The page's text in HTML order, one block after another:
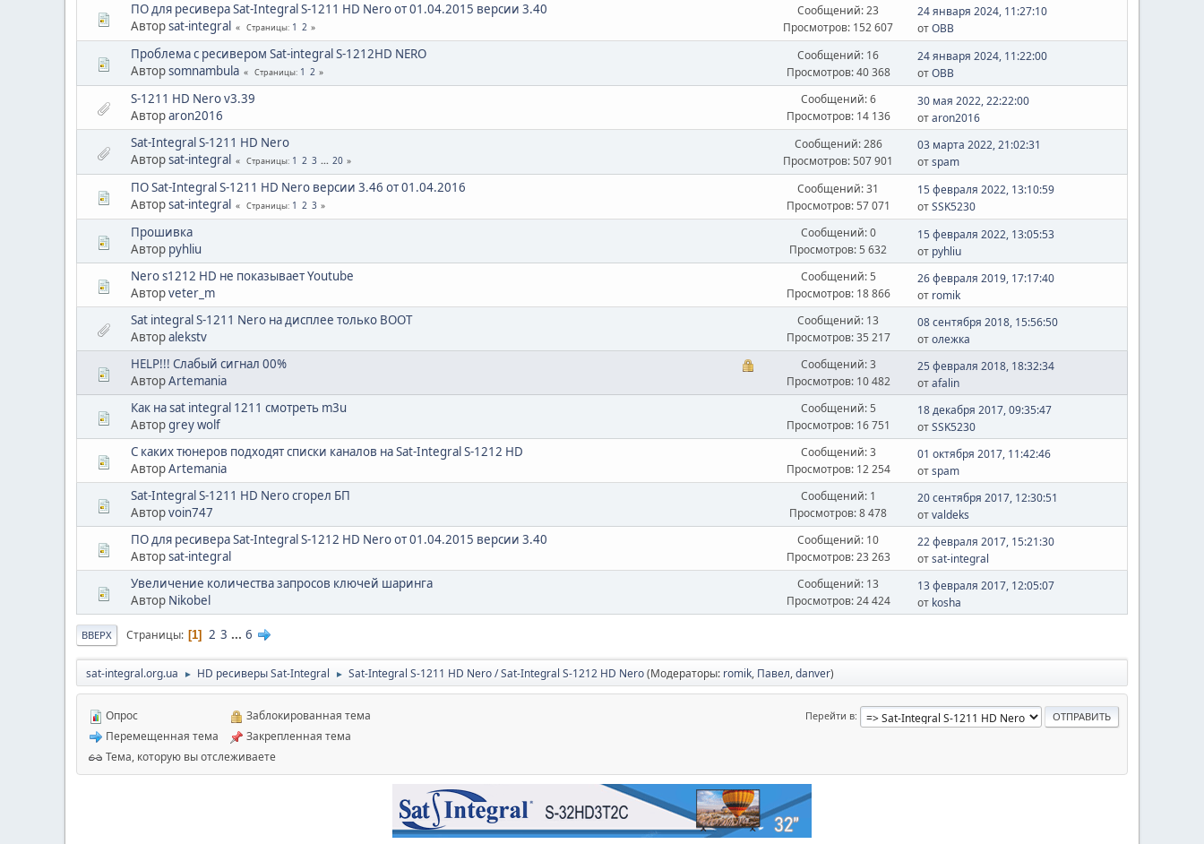
ПО для ресивера Sat-Integral S-1211 HD Nero от 01.04.2015 версии 3.40
Авторsat-integral Страницы 1 2
Сообщений: 23
Просмотров: 152 607
24 января 2024, 11:27:10
отOВВ
Проблема с ресивером Sat-integral S-1212HD NERO
Авторsomnambula Страницы 1 2
Сообщений: 16
Просмотров: 40 368
24 января 2024, 11:22:00
отOВВ
S-1211 HD Nero v3.39
Авторaron2016
Сообщений: 6
Просмотров: 14 136
30 мая 2022, 22:22:00
отaron2016
Sat-Integral S-1211 HD Nero
Авторsat-integral Страницы 1 2 3 ... 20
Сообщений: 286
Просмотров: 507 901
03 марта 2022, 21:02:31
отspam
ПО Sat-Integral S-1211 HD Nero версии 3.46 от 01.04.2016
Авторsat-integral Страницы 1 2 3
Сообщений: 31
Просмотров: 57 071
15 февраля 2022, 13:10:59
отSSK5230
Прошивка
Автор pyhliu
Сообщений: 0
Просмотров: 5 632
15 февраля 2022, 13:05:53
от pyhliu
Nero s1212 HD не показывает Youtube
Авторveter_m
Сообщений: 5
Просмотров: 18 866
26 февраля 2019, 17:17:40
от romik
Sat integral S-1211 Nero на дисплее только BOOT
Авторalekstv
Сообщений: 13
Просмотров: 35 217
08 сентября 2018, 15:56:50
отолежка
HELP!!! Слабый сигнал 00%
АвторArtemania
Сообщений: 3
Просмотров: 10 482
25 февраля 2018, 18:32:34
отafalin
Как на sat integral 1211 смотреть m3u
Авторgrey wolf
Сообщений: 5
Просмотров: 16 751
18 декабря 2017, 09:35:47
отSSK5230
С каких тюнеров подходят списки каналов на Sat-Integral S-1212 HD
АвторArtemania
Сообщений: 3
Просмотров: 12 254
01 октября 2017, 11:42:46
отspam
Sat-Integral S-1211 HD Nero сгорел БП
Авторvoin747
Сообщений: 1
Просмотров: 8 478
20 сентября 2017, 12:30:51
отvaldeks
ПО для ресивера Sat-Integral S-1212 HD Nero от 01.04.2015 версии 3.40
Авторsat-integral
Сообщений: 10
Просмотров: 23 263
22 февраля 2017, 15:21:30
отsat-integral
Увеличение количества запросов ключей шаринга
Автор Nikobel
Сообщений: 13
Просмотров: 24 424
13 февраля 2017, 12:05:07
от kosha
ВВЕРХ Страницы 1 2 3 ... 6
sat-integral.org.ua ► HD ресиверы Sat-Integral ► Sat-Integral S-1211 HD Nero / Sat-Integral S-1212 HD Nero(Модераторы: romik, Павел,danver)
Перейти в
Опрос
Перемещенная тема
Заблокированная тема
Закрепленная тема
Тема, которую вы отслеживаете